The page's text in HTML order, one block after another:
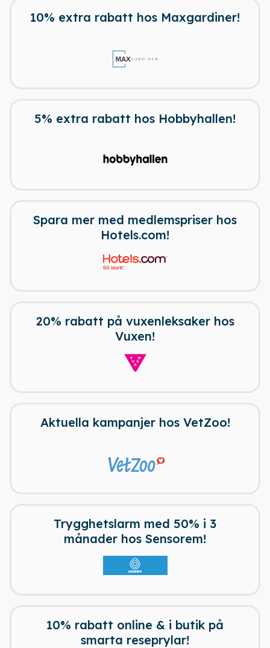
10% extra rabatt hos Maxgardiner!
5% extra rabatt hos Hobbyhallen!
Spara mer med medlemspriser hos
Hotels.com!
20% rabatt på vuxenleksaker hos
Vuxen!
Aktuella kampanjer hos VetZoo!
Trygghetslarm med 50% i 3
månader hos Sensorem!
10% rabatt online & i butik på
smarta reseprylar!